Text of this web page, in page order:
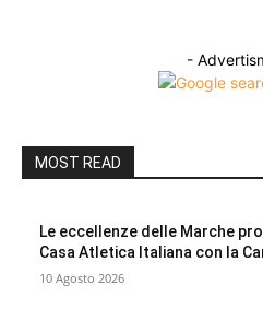
-
MOST READ
Le eccellenze delle Marche
Casa Atletica Italiana con la
10 Agosto 2026